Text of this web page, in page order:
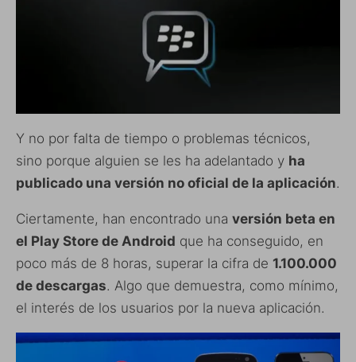
Y no por falta de tiempo o problemas técnicos,
sino porque alguien se les ha adelantado y ha
publicado una versión no oficial de la aplicación.
Ciertamente, han encontrado una versión beta en
el Play Store de Android que ha conseguido, en
poco más de 8 horas, superar la cifra de 1.100.000
de descargas. Algo que demuestra, como mínimo,
el interés de los usuarios por la nueva aplicación.